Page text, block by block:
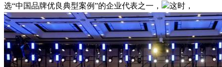
选“中国品牌优良典型案例”的企业代表之一，
这时，